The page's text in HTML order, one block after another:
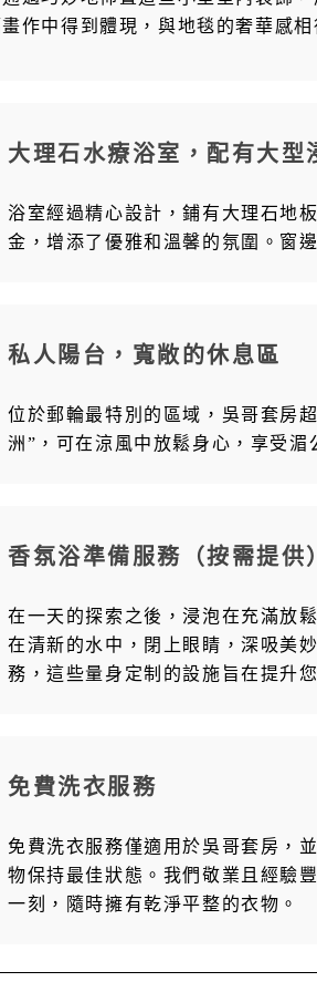
作中得到體現，與地毯的奢華感相
大理石水療浴室，配有大型
浴室經過精心設計，鋪有大理石地
金，增添了優雅和溫馨的氛圍。窗
私人陽台，寬敞的休息區
位於郵輪最特別的區域，吳哥套房
洲”，可在涼風中放鬆身心，享受湄
香氛浴準備服務（按需提供）
在一天的探索之後，浸泡在充滿放
在清新的水中，閉上眼睛，深吸美
務，這些量身定制的設施旨在提升
免費洗衣服務
免費洗衣服務僅適用於吳哥套房，
物保持最佳狀態。我們敬業且經驗
一刻，隨時擁有乾淨平整的衣物。